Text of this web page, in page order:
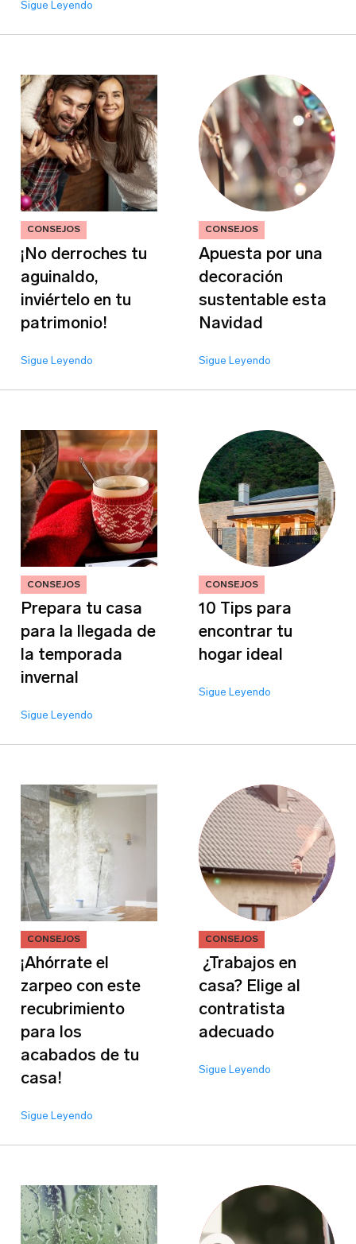
Sigue Leyendo
CONSEJOS
¡No derroches tu
aguinaldo,
inviértelo en tu
patrimonio!
Sigue Leyendo
CONSEJOS
Apuesta por una
decoración
sustentable esta
Navidad
Sigue Leyendo
CONSEJOS
Prepara tu casa
para la llegada de
la temporada
invernal
Sigue Leyendo
CONSEJOS
10 Tips para
encontrar tu
hogar ideal
Sigue Leyendo
CONSEJOS
¡Ahórrate el
zarpeo con este
recubrimiento
para los
acabados de tu
casa!
Sigue Leyendo
CONSEJOS
¿Trabajos en
casa? Elige al
contratista
adecuado
Sigue Leyendo
Teléfono
Sitio web